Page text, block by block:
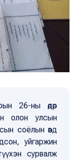
26-ны өдөр
олон улсын
соёлын өвд
уйгаржин
сурвалж